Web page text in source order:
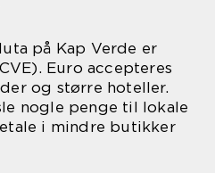
på Kap Verde er
Euro accepteres
og større hoteller.
nogle penge til lokale
i mindre butikker